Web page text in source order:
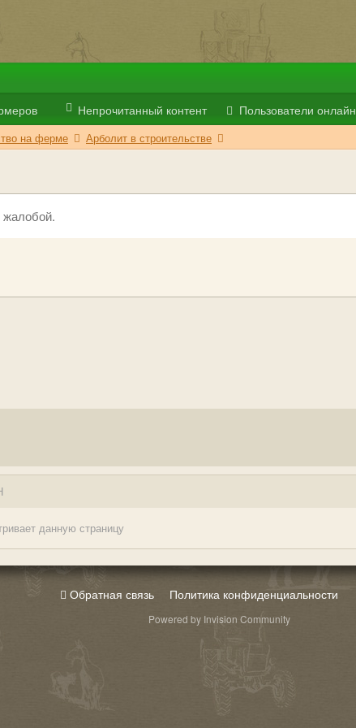
Непрочитанный контент Пользователи онлайн
на ферме Арболит в строительстве
жалобой.
данную страницу
Обратная связь Политика конфиденциальности
Powered by Invision Community